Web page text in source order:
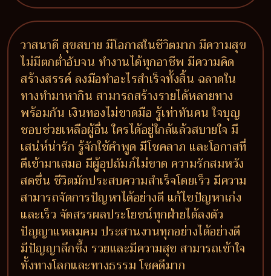
วาสนาดี สุขสบาย มีโอกาสในชีวิตมาก มีความสุข
ไม่มีตกต่ำอับจน ทำงานได้ทุกอาชีพ มีความคิด
สร้างสรรค์ ลงมือทำอะไรสำเร็จทั้งสิ้น ฉลาดใน
ทางทำมาหากิน สามารถสร้างรายได้หลายทาง
พร้อมกัน เงินทองไม่ขาดมือ รู้เท่าทันคน ใจบุญ
ชอบช่วยเหลือผู้อื่น ใครได้อยู่ใกล้แล้วสบายใจ มี
เสน่ห์น่ารัก รู้จักใช้คำพูด มีโชคลาภ และโอกาสที่
ดีเข้ามาเสมอ มีผู้อุปถัมภ์ไม่ขาด ความรักสมหวัง
สดชื่น ชีวิตมักประสบความสำเร็จโดยเร็ว มีความ
สามารถจัดการปัญหาได้อย่างดี แก้ไขปัญหาเก่ง
และเร็ว จัดสรรผลประโยชน์ทุกฝ่ายได้ลงตัว
ปัญญาแหลมคม ประสานงานทุกอย่างได้อย่างดี
มีปัญญาลึกซึ้ง รวยและมีความสุข สามารถเข้าใจ
ทั้งทางโลกและทางธรรม โชคดีมาก